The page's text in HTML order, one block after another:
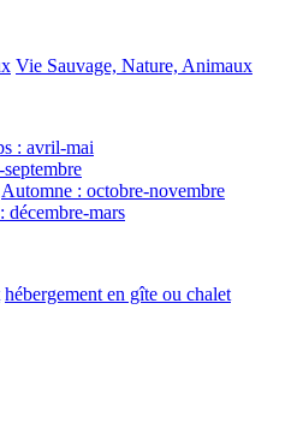
Vie Sauvage, Nature, Animaux
: avril-mai
Automne : octobre-novembre
décembre-mars
hébergement en gîte ou chalet